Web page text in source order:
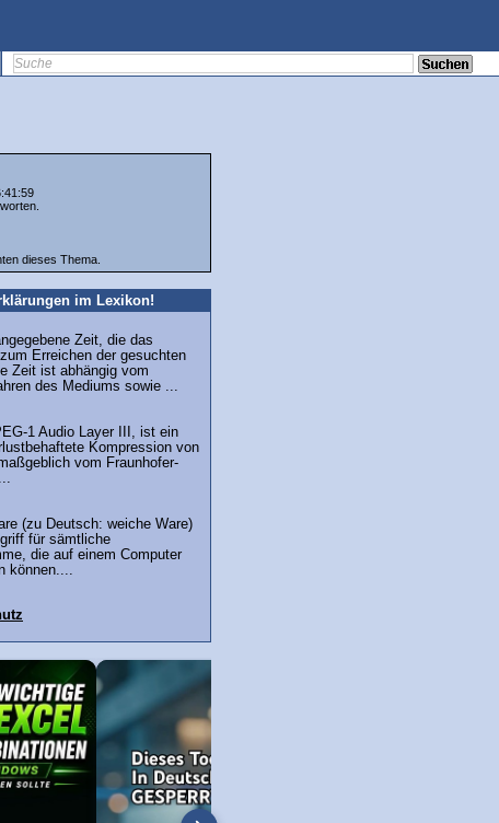
stürzt ab - Lösung ✅
Chrome Browser: Sprache ändern –
auf deutsch, english, niederländisch,
türkisch...
dieses Thema.
im Lexikon!
Zeit, die das
Erreichen der gesuchten
Zeit ist abhängig vom
des Mediums sowie ...
1 Audio Layer III, ist ein
Kompression von
vom Fraunhofer-
(zu Deutsch: weiche Ware)
für sämtliche
die auf einem Computer
können....